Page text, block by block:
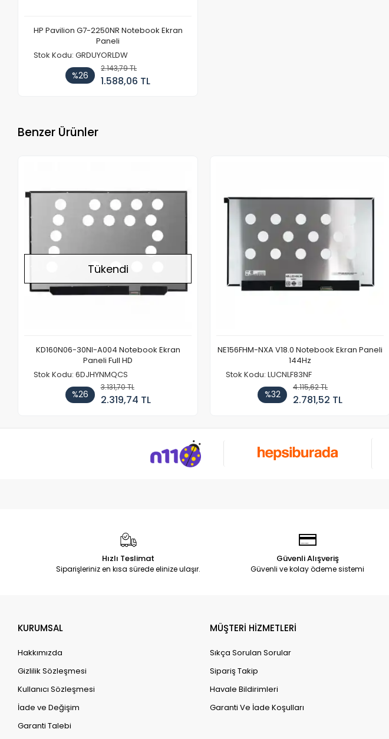
HP Pavilion G7-2250NR Notebook Ekran
Paneli
Stok Kodu: GRDUYORLDW
%26
2.143,79 TL
1.588,06 TL
Benzer Ürünler
Tükendi
KD160N06-30NI-A004 Notebook Ekran
Paneli Full HD
Stok Kodu: 6DJHYNMQCS
%26
3.131,70 TL
2.319,74 TL
NE156FHM-NXA V18.0 Notebook Ekran Paneli
144Hz
Stok Kodu: LUCNLF83NF
%32
4.115,62 TL
2.781,52 TL
Hızlı Teslimat
Siparişleriniz en kısa sürede elinize ulaşır.
Güvenli Alışveriş
Güvenli ve kolay ödeme sistemi
KURUMSAL
Hakkımızda
Gizlilik Sözleşmesi
Kullanıcı Sözleşmesi
İade ve Değişim
Garanti Talebi
MÜŞTERİ HİZMETLERİ
Sıkça Sorulan Sorular
Sipariş Takip
Havale Bildirimleri
Garanti Ve İade Koşulları